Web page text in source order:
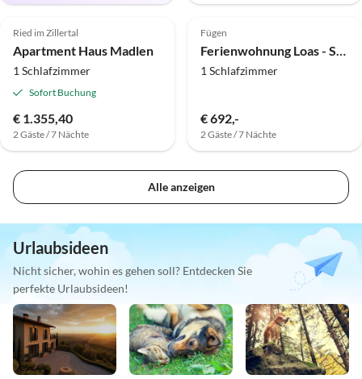
Ried im Zillertal
Apartment Haus Madlen
1 Schlafzimmer
Sofort Buchung
€ 1.355,40
2 Gäste / 7 Nächte
Top-Inserat
Fügen
Ferienwohnung Loas - Sonnseitn
1 Schlafzimmer
€ 692,-
2 Gäste / 7 Nächte
Alle anzeigen
Urlaubsideen
Nicht sicher, wohin es gehen soll? Entdecken Sie
perfekte Urlaubsideen!